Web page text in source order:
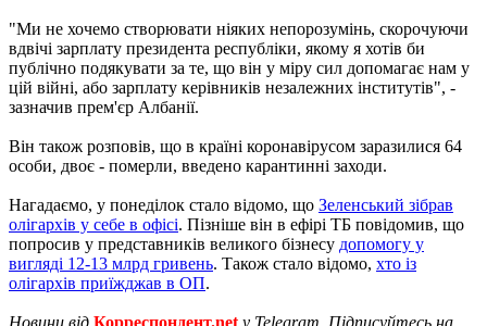
"Ми не хочемо створювати ніяких непорозумінь, скорочуючи
вдвічі зарплату президента республіки, якому я хотів би
публічно подякувати за те, що він у міру сил допомагає нам у
цій війні, або зарплату керівників незалежних інститутів", -
зазначив прем'єр Албанії.
Він також розповів, що в країні коронавірусом заразилися 64
особи, двоє - померли, введено карантинні заходи.
Нагадаємо, у понеділок стало відомо, що Зеленський зібрав
олігархів у себе в офісі. Пізніше він в ефірі ТБ повідомив, що
попросив у представників великого бізнесу допомогу у
вигляді 12-13 млрд гривень. Також стало відомо, хто із
олігархів приїжджав в ОП.
Новини від Корреспондент.net у Telegram. Підписуйтесь на